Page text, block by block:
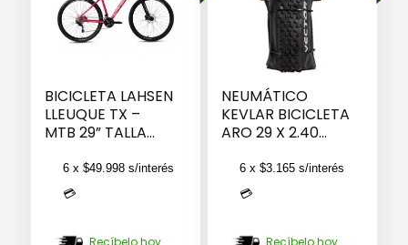
BICICLETA LAHSEN
LLEUQUE TX –
MTB 29” TALLA
6 x $49.998s/interés
💳
NEUMÁTICO
KEVLAR BICICLETA
ARO 29 X 2.40
6 x $3.165s/interés
💳